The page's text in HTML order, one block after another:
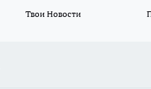
Твои Новости